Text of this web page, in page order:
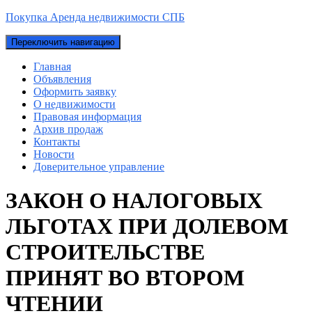
Покупка Аренда недвижимости СПБ
Переключить навигацию
Главная
Объявления
Оформить заявку
О недвижимости
Правовая информация
Архив продаж
Контакты
Новости
Доверительное управление
ЗАКОН О НАЛОГОВЫХ
ЛЬГОТАХ ПРИ ДОЛЕВОМ
СТРОИТЕЛЬСТВЕ
ПРИНЯТ ВО ВТОРОМ
ЧТЕНИИ